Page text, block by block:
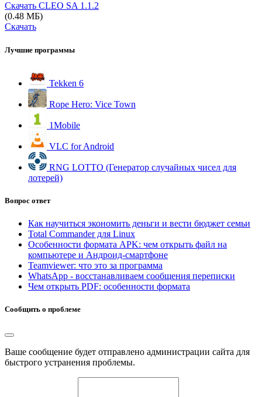
Скачать CLEO SA 1.1.2
(0.48 МБ)
Скачать
Лучшие программы
Tekken 6
Rope Hero: Vice Town
1Mobile
VLC for Android
RNG LOTTO (Генератор случайных чисел для
лотерей)
Вопрос ответ
Как научиться экономить деньги и вести бюджет семьи
Total Commander для Linux
Особенности формата APK: чем открыть файл на
компьютере и Андроид-смартфоне
Teamviewer: что это за программа
WhatsApp - восстанавливаем сообщения переписки
Чем открыть PDF: особенности формата
Сообщить о проблеме
Ваше сообщение будет отправлено администрации сайта для
быстрого устранения проблемы.